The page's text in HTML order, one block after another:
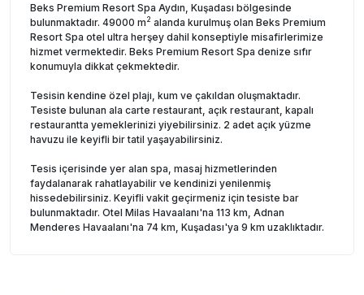
Beks Premium Resort Spa Aydın, Kuşadası bölgesinde
bulunmaktadır. 49000 m2 alanda kurulmuş olan Beks Premium
Resort Spa otel ultra herşey dahil konseptiyle misafirlerimize
hizmet vermektedir. Beks Premium Resort Spa denize sıfır
konumuyla dikkat çekmektedir.
Tesisin kendine özel plajı, kum ve çakıldan oluşmaktadır.
Tesiste bulunan ala carte restaurant, açık restaurant, kapalı
restaurantta yemeklerinizi yiyebilirsiniz. 2 adet açık yüzme
havuzu ile keyifli bir tatil yaşayabilirsiniz.
Tesis içerisinde yer alan spa, masaj hizmetlerinden
faydalanarak rahatlayabilir ve kendinizi yenilenmiş
hissedebilirsiniz. Keyifli vakit geçirmeniz için tesiste bar
bulunmaktadır. Otel Milas Havaalanı'na 113 km, Adnan
Menderes Havaalanı'na 74 km, Kuşadası'ya 9 km uzaklıktadır.